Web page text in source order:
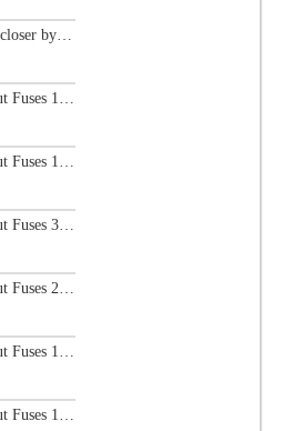
Outdoor Single Pole Fused Recloser by-Pass Switches 33kv
Polymer Fuse Cutout, Drop out Fuses 15 Kv 100A
Polymer Fuse Cutout, Drop out Fuses 15 Kv 200A
Polymer Fuse Cutout, Drop out Fuses 36 Kv 300A
Polymer Fuse Cutout, Drop out Fuses 21 Kv 100A
Polymer Fuse Cutout, Drop out Fuses 12 Kv 100A
Polymer Fuse Cutout, Drop out Fuses 12 Kv 200A